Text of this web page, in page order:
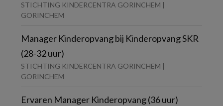
STICHTING KINDERCENTRA GORINCHEM |
GORINCHEM
Manager Kinderopvang bij Kinderopvang SKR
(28-32 uur)
STICHTING KINDERCENTRA GORINCHEM |
GORINCHEM
Ervaren Manager Kinderopvang (36 uur)